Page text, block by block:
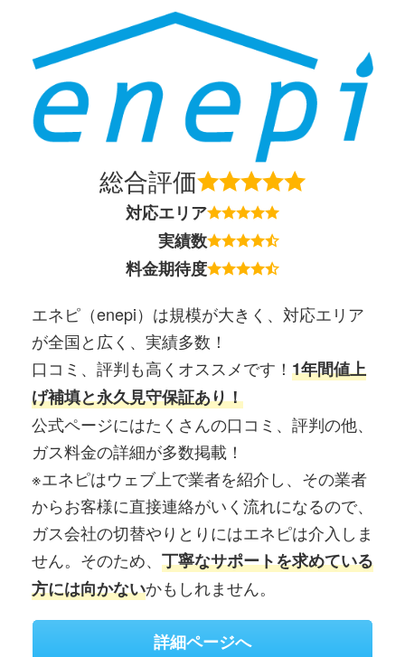
総合評価
対応エリア
実績数
料金期待度
エネピ（enepi）は規模が大きく、対応エリア
が全国と広く、実績多数！
口コミ、評判も高くオススメです！ 1年間値上
げ補填と永久見守保証あり！
公式ページにはたくさんの口コミ、評判の他、
ガス料金の詳細が多数掲載！
※エネピはウェブ上で業者を紹介し、その業者
からお客様に直接連絡がいく流れになるので、
ガス会社の切替やりとりにはエネピは介入しま
せん。そのため、 丁寧なサポートを求めている
方には向かないかもしれません。
詳細ページへ